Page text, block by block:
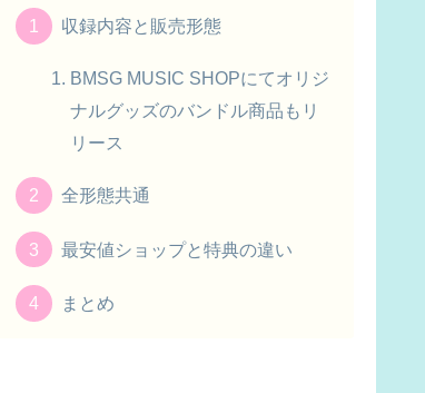
収録内容と販売形態
BMSG MUSIC SHOPにてオリジ
ナルグッズのバンドル商品もリ
リース
全形態共通
最安値ショップと特典の違い
まとめ